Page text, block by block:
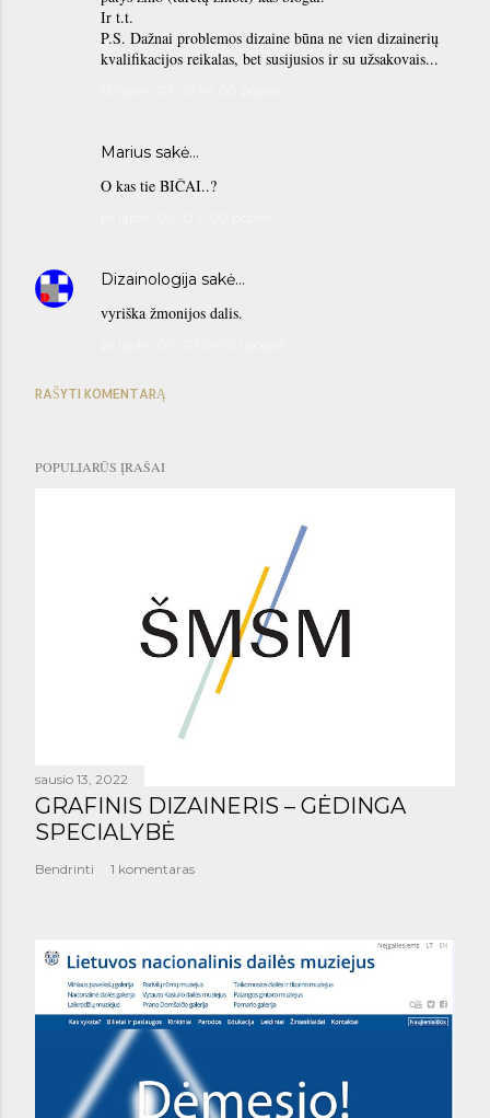
Ir t.t.
P.S. Dažnai problemos dizaine būna ne vien dizainerių
kvalifikacijos reikalas, bet susijusios ir su užsakovais...
Marius sakė…
O kas tie BIČAI..?
Dizainologija sakė…
vyriška žmonijos dalis.
RAŠYTI KOMENTARĄ
POPULIARŪS ĮRAŠAI
sausio 13, 2022
GRAFINIS DIZAINERIS – GĖDINGA
SPECIALYBĖ
Bendrinti 1 komentaras